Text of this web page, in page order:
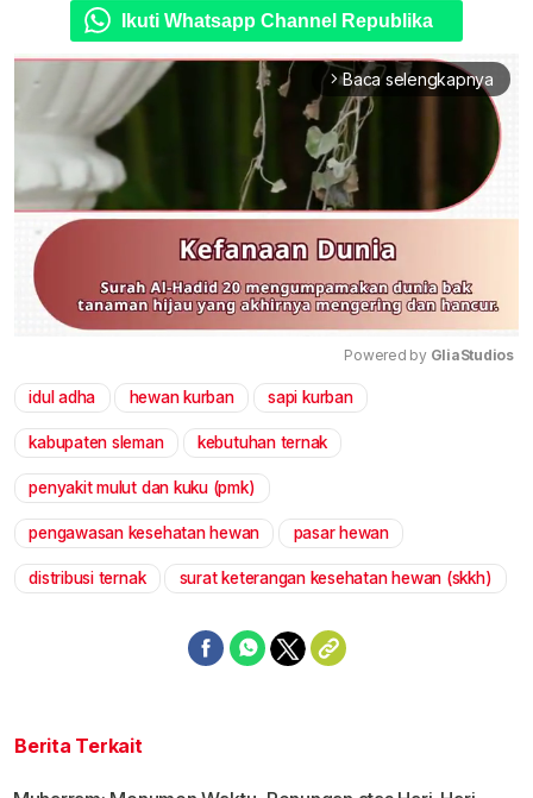
Ikuti Whatsapp Channel Republika
arrow_forward_ios Baca selengkapnya
Powered by GliaStudios
idul adha hewan kurban sapi kurban
kabupaten sleman kebutuhan ternak
penyakit mulut dan kuku (pmk)
pengawasan kesehatan hewan pasar hewan
distribusi ternak surat keterangan kesehatan hewan (skkh)
Berita Terkait